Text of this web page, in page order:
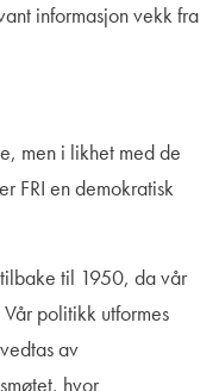
informasjon vekk fra
men i likhet med de
FRI en demokratisk
til 1950, da vår
politikk utformes
av
hvor